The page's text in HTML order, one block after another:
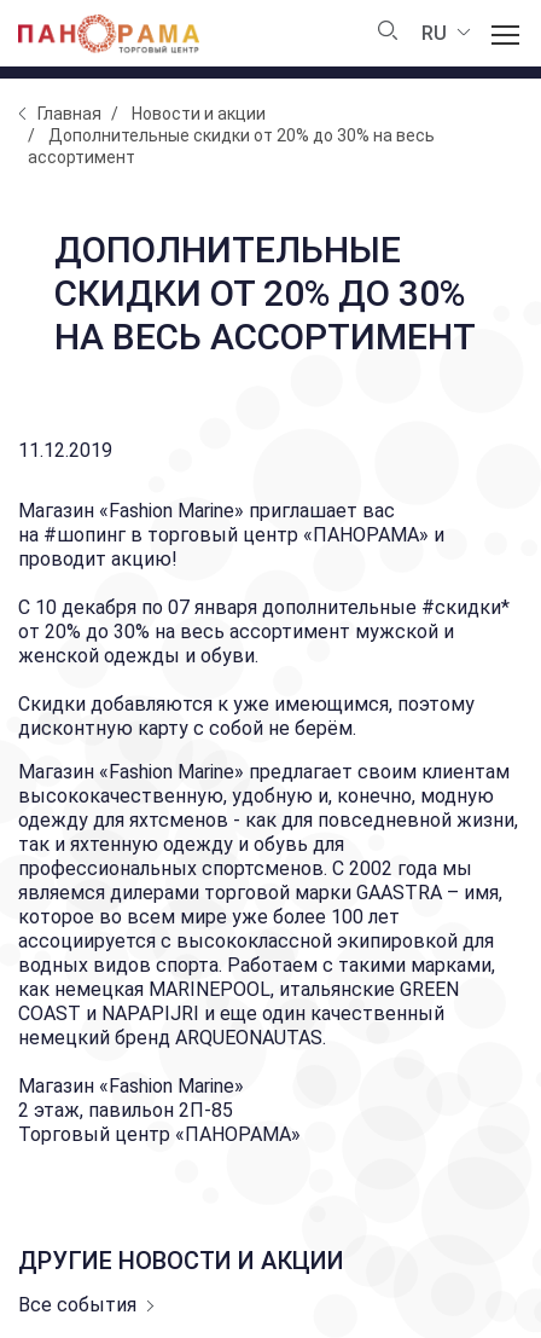
RU
Главная
Новости и акции
Дополнительные скидки от 20% до 30% на весь
ассортимент
ДОПОЛНИТЕЛЬНЫЕ
СКИДКИ ОТ 20% ДО 30%
НА ВЕСЬ АССОРТИМЕНТ
11.12.2019
Магазин «Fashion Marine» приглашает вас
на #шопинг в торговый центр «ПАНОРАМА» и
проводит акцию!
С 10 декабря по 07 января дополнительные #скидки*
от 20% до 30% на весь ассортимент мужской и
женской одежды и обуви.
Скидки добавляются к уже имеющимся, поэтому
дисконтную карту с собой не берём.
Магазин «Fashion Marine» предлагает своим клиентам
высококачественную, удобную и, конечно, модную
одежду для яхтсменов - как для повседневной жизни,
так и яхтенную одежду и обувь для
профессиональных спортсменов. С 2002 года мы
являемся дилерами торговой марки GAASTRA – имя,
которое во всем мире уже более 100 лет
ассоциируется с высококлассной экипировкой для
водных видов спорта. Работаем с такими марками,
как немецкая MARINEPOOL, итальянские GREEN
COAST и NAPAPIJRI и еще один качественный
немецкий бренд ARQUEONAUTAS.
Магазин «Fashion Marine»
2 этаж, павильон 2П-85
Торговый центр «ПАНОРАМА»
ДРУГИЕ НОВОСТИ И АКЦИИ
Все события